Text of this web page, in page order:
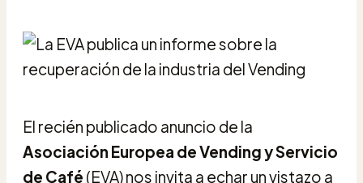
El recién publicado anuncio de la
Asociación Europea de Vending y Servicio
de Café (EVA) nos invita a echar un vistazo a